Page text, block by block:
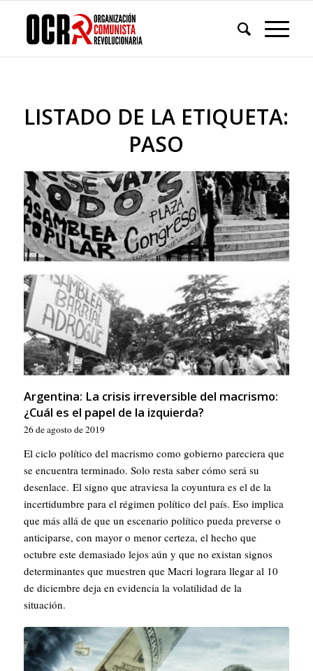
LISTADO DE LA ETIQUETA:
PASO
Argentina: La crisis irreversible del macrismo:
¿Cuál es el papel de la izquierda?
26 de agosto de 2019
El ciclo político del macrismo como gobierno pareciera que
se encuentra terminado. Solo resta saber cómo será su
desenlace. El signo que atraviesa la coyuntura es el de la
incertidumbre para el régimen político del país. Eso implica
que más allá de que un escenario político pueda preverse o
anticiparse, con mayor o menor certeza, el hecho que
octubre este demasiado lejos aún y que no existan signos
determinantes que muestren que Macri lograra llegar al 10
de diciembre deja en evidencia la volatilidad de la
situación.